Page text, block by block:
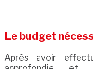
Le budget
Après avoir